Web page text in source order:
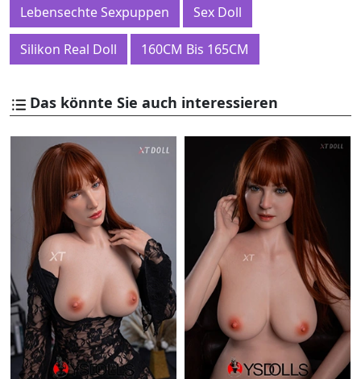
Lebensechte Sexpuppen Sex Doll
Silikon Real Doll 160CM Bis 165CM
Das könnte Sie auch interessieren